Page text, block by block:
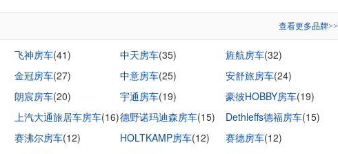
查看更多品牌>>
飞神房车(41) 中天房车(35) 旌航房车(32)
金冠房车(27) 中意房车(25) 安舒旅房车(24)
朗宸房车(20) 宇通房车(19) 豪彼HOBBY房车(19)
上汽大通旅居车房车(16)德野诺玛迪森房车(15) Dethleffs德福房车(15)
赛沸尔房车(12) HOLTKAMP房车(12) 赛德房车(12)